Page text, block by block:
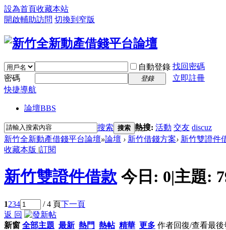
設為首頁收藏本站
開啟輔助訪問 切換到窄版
自動登錄 找回密碼
密碼
登錄
立即註冊
快捷導航
論壇BBS
搜索 搜索 熱搜: 活動 交友 discuz
新竹全新動產借錢平台論壇»論壇 › 新竹借錢方案› 新竹雙證件
收藏本版 |訂閱
新竹雙證件借款 今日: 0|主題:
1234 / 4 頁下一頁
返 回
新窗 全部主題 最新 熱門 熱帖 精華 更多 作者回復/查看最後